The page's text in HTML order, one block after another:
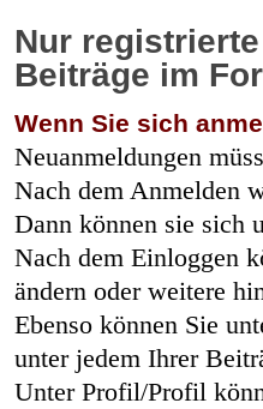
Nur
Beiträge im
Wenn Sie sich
Neuanmeldungen
Nach dem Anmelden
Dann können sie sich
Nach dem Einloggen
ändern oder weitere
Ebenso können Sie
unter jedem Ihrer
Unter Profil/Profil